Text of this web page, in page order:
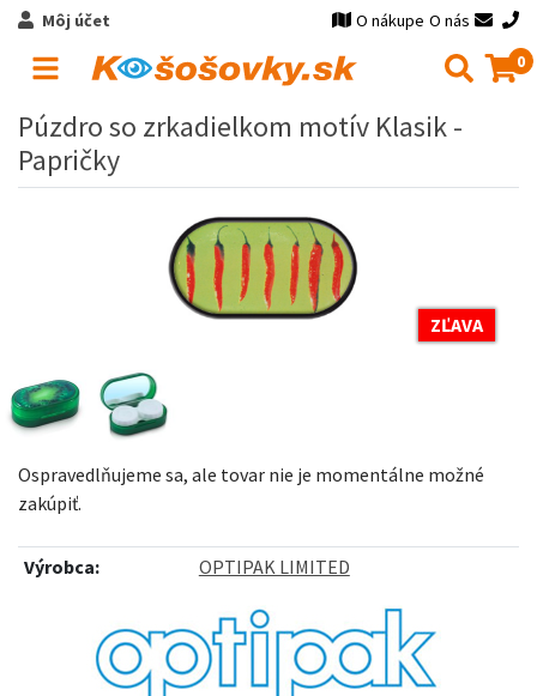
Môj účet O nákupe O nás
0
Púzdro so zrkadielkom motív Klasik -
Papričky
ZĽAVA
Ospravedlňujeme sa, ale tovar nie je momentálne možné
zakúpiť.
Výrobca: OPTIPAK LIMITED